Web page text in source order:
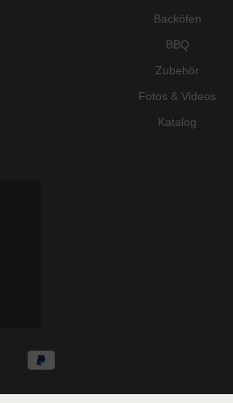
Backöfen
BBQ
Zubehör
Fotos & Videos
Katalog